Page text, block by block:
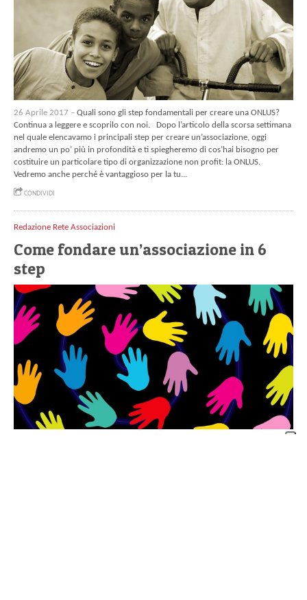
26 Aprile 2017 – Quali sono gli step fondamentali per creare una ONLUS?
Continua a leggere e scoprilo con noi. Dopo l’articolo della scorsa settimana
nel quale elencavamo i principali step per creare un’associazione, oggi
andremo un po’ più in profondità e ti spiegheremo di cos’hai bisogno per
costituire un particolare tipo di organizzazione non profit: la ONLUS.
Vedremo anche perché è vantaggioso per la tu...
CONDIVIDI
Redazione Rete Associazioni
Come fondare un’associazione in 6
step